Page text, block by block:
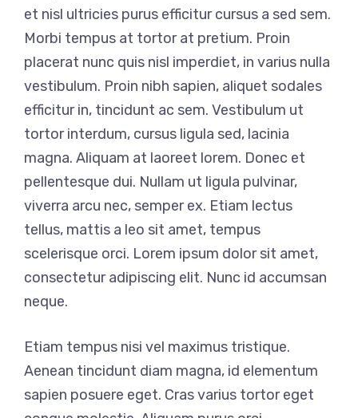
et nisl ultricies purus efficitur cursus a sed sem.
Morbi tempus at tortor at pretium. Proin
placerat nunc quis nisl imperdiet, in varius nulla
vestibulum. Proin nibh sapien, aliquet sodales
efficitur in, tincidunt ac sem. Vestibulum ut
tortor interdum, cursus ligula sed, lacinia
magna. Aliquam at laoreet lorem. Donec et
pellentesque dui. Nullam ut ligula pulvinar,
viverra arcu nec, semper ex. Etiam lectus
tellus, mattis a leo sit amet, tempus
scelerisque orci. Lorem ipsum dolor sit amet,
consectetur adipiscing elit. Nunc id accumsan
neque.
Etiam tempus nisi vel maximus tristique.
Aenean tincidunt diam magna, id elementum
sapien posuere eget. Cras varius tortor eget